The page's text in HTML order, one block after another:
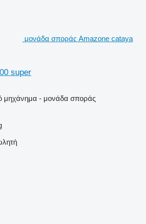
μονάδα σποράς Amazone cataya
super
μηχάνημα - μονάδα σποράς